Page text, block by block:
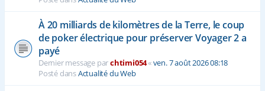
À 20 milliards de kilomètres de la Terre, le coup
de poker électrique pour préserver Voyager 2 a
payé
Dernier message parchtimi054«ven. 7 août 2026 08:18
Posté dansActualité du Web